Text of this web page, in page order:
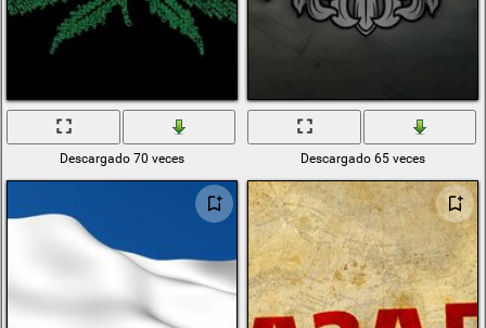
Descargado 70 veces Descargado 65 veces